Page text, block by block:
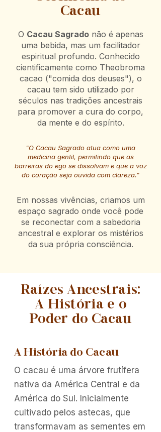
Cacau
O Cacau Sagradonão é apenas
uma bebida, mas um facilitador
espiritual profundo. Conhecido
cientificamente como Theobroma
cacao ("comida dos deuses"), o
cacau tem sido utilizado por
séculos nas tradições ancestrais
para promover a cura do corpo,
da mente e do espírito.
"O Cacau Sagrado atua como uma
medicina gentil, permitindo que as
barreiras do ego se dissolvam e que a voz
do coração seja ouvida com clareza."
Em nossas vivências, criamos um
espaço sagrado onde você pode
se reconectar com a sabedoria
ancestral e explorar os mistérios
da sua própria consciência.
Raízes Ancestrais:
A História e o
Poder do Cacau
A História do Cacau
O cacau é uma árvore frutífera
nativa da América Central e da
América do Sul. Inicialmente
cultivado pelos astecas, que
transformavam as sementes em